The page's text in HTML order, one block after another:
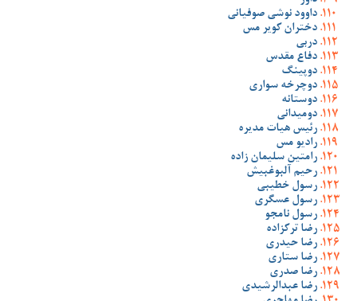
داوود نوشی صوفیانی
دختران کویر مس
دربی
دفاع مقدس
دوپینگ
دوچرخه سواری
دوستانه
دومیدانی
رئیس هیات مدیره
رادیو مس
رامتین سلیمان زاده
رحیم آلبوغبیش
رسول خطیبی
رسول عسگری
رسول نامجو
رضا ترکزاده
رضا حیدری
رضا ستاری
رضا صدری
رضا عبدالرشیدی